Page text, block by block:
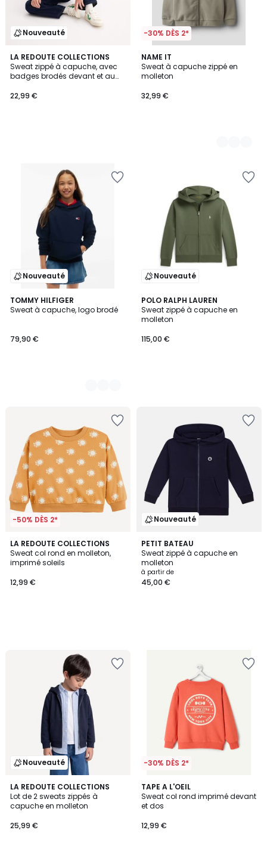
Nouveauté
LA REDOUTE COLLECTIONS
Sweat zippé à capuche, avec
badges brodés devant et au
22,99 €
-30% DÈS 2*
NAME IT
Sweat à capuche zippé en
molleton
32,99 €
2
Couleurs
Nouveauté
TOMMY HILFIGER
Sweat à capuche, logo brodé
79,90 €
2
Couleurs
Nouveauté
POLO RALPH LAUREN
Sweat zippé à capuche en
molleton
115,00 €
-50% DÈS 2*
LA REDOUTE COLLECTIONS
Sweat col rond en molleton,
imprimé soleils
12,99 €
Nouveauté
PETIT BATEAU
Sweat zippé à capuche en
molleton
à partir de
45,00 €
Nouveauté
LA REDOUTE COLLECTIONS
Lot de 2 sweats zippés à
capuche en molleton
25,99 €
2
Couleurs
-30% DÈS 2*
TAPE A L'OEIL
Sweat col rond imprimé devant
et dos
12,99 €